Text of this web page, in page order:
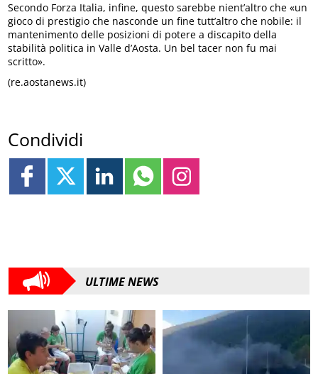
Secondo Forza Italia, infine, questo sarebbe nient’altro che «un
gioco di prestigio che nasconde un fine tutt’altro che nobile: il
mantenimento delle posizioni di potere a discapito della
stabilità politica in Valle d’Aosta. Un bel tacer non fu mai
scritto».
(re.aostanews.it)
Condividi
ULTIME NEWS